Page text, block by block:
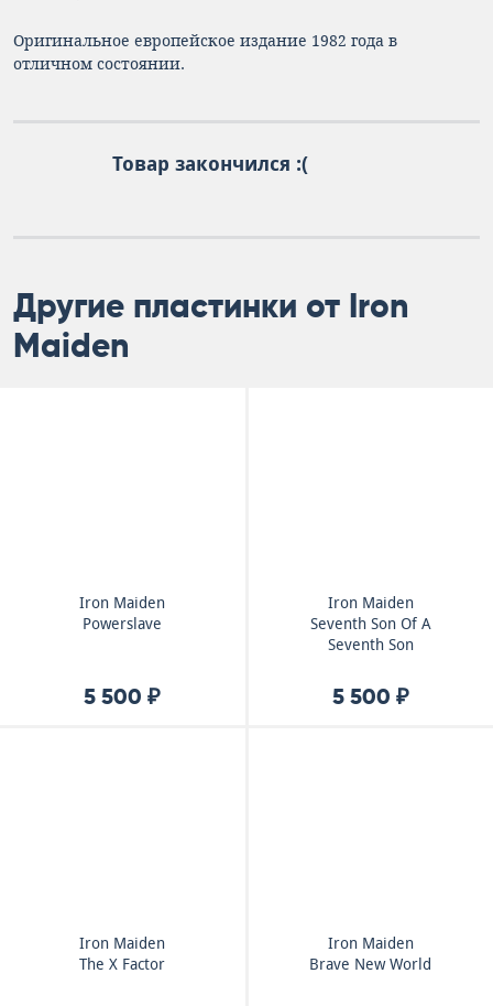
Оригинальное европейское издание 1982 года в
отличном состоянии.
Товар закончился :(
Другие пластинки от Iron
Maiden
Iron Maiden
Powerslave
5 500 ₽
Iron Maiden
Seventh Son Of A
Seventh Son
5 500 ₽
Iron Maiden
The X Factor
Iron Maiden
Brave New World